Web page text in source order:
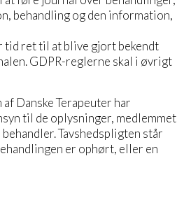
behandling og den information,
tid ret til at blive gjort bekendt
GDPR-reglerne skal i øvrigt
Danske Terapeuter har
til de oplysninger, medlemmet
Tavshedspligten står
er ophørt, eller en